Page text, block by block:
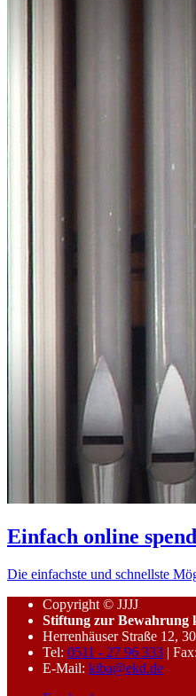
Einfach online
Die einfachste und schnellste
Copyright © JJJJ
Stiftung zur Bewahrung
Herrenhäuser Straße 12,
Tel: 0511 - 27 96 333 |
E-Mail: kiba@ekd.de